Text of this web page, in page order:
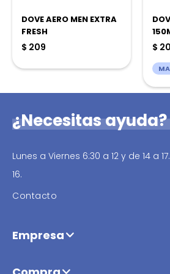
DOVE AERO MEN EXTRA
FRESH
$ 209 $
¿Necesitas ayuda?
Lunes a Viernes 6:30 a 12 y de 14 a
16.
Contacto
Empresa